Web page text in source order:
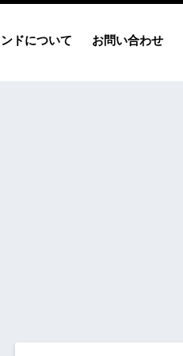
ドについて お問い合わせ